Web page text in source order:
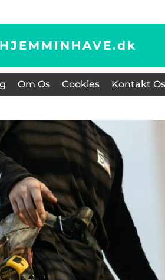
dk
Om Os Cookies Kontakt Os